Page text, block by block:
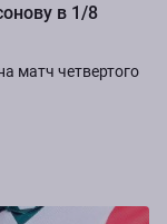
в 1/8
матч четвертого